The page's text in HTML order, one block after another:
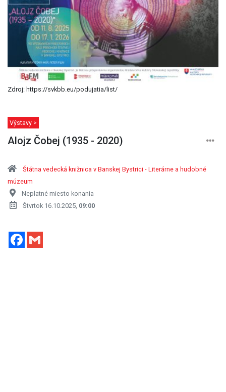
Zdroj: https://svkbb.eu/podujatia/list/
Výstavy >
Alojz Čobej (1935 - 2020)
Štátna vedecká knižnica v Banskej Bystrici - Literárne a hudobné
múzeum
Neplatné miesto konania
Štvrtok 16.10.2025, 09:00
Facebook